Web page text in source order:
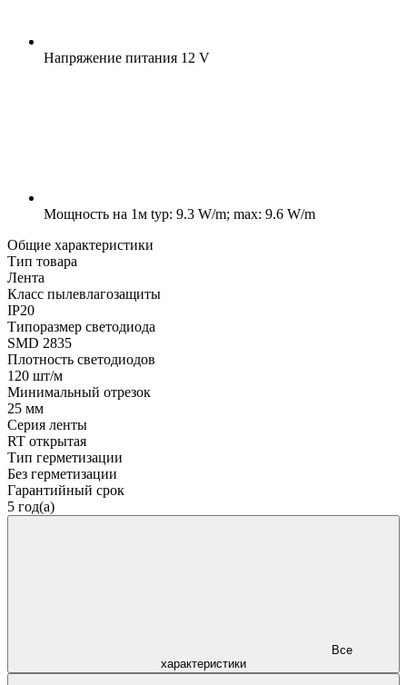
Напряжение питания 12 V
Мощность на 1м typ: 9.3 W/m; max: 9.6 W/m
Общие характеристики
Тип товара
Лента
Класс пылевлагозащиты
IP20
Типоразмер светодиода
SMD 2835
Плотность светодиодов
120 шт/м
Минимальный отрезок
25 мм
Серия ленты
RT открытая
Тип герметизации
Без герметизации
Гарантийный срок
5 год(а)
характеристики